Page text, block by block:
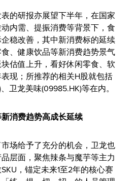
的研报亦展望下半年，在国家
内需、提振消费等背景下，食
稳改善，其中新消费标的延续
、健康饮品等新消费趋势景气
估值上升，看好休闲零食、软
现；所推荐的相关H股就包括
卫龙美味(09985.HK)等在内。
消费趋势高成长延续
场给予了充分的机会，卫龙也
层面，聚焦辣条与魔芋等主力
，锚定未来1至2年的核心赛